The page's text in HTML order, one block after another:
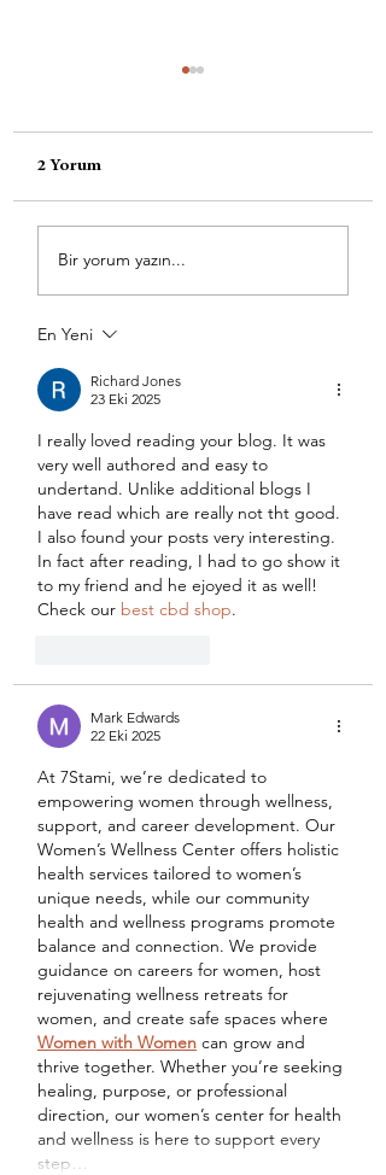
Bakış Üzerine
2 Yorum
Bir yorum yazın...
En Yeni
Richard Jones
23 Eki 2025
I really loved reading your blog. It was
very well authored and easy to
undertand. Unlike additional blogs I
have read which are really not tht good.
I also found your posts very interesting.
In fact after reading, I had to go show it
to my friend and he ejoyed it as well!
Check our best cbd shop.
Mark Edwards
22 Eki 2025
At 7Stami, we’re dedicated to
empowering women through wellness,
support, and career development. Our
Women’s Wellness Center offers holistic
health services tailored to women’s
unique needs, while our community
health and wellness programs promote
balance and connection. We provide
guidance on careers for women, host
rejuvenating wellness retreats for
women, and create safe spaces where
Women with Women can grow and
thrive together. Whether you’re seeking
healing, purpose, or professional
direction, our women’s center for health
and wellness is here to support every
step…